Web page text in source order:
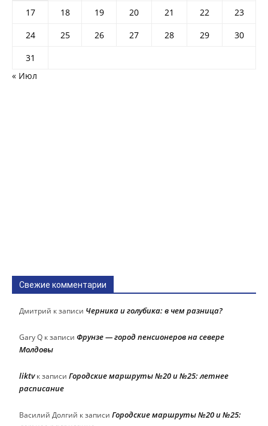
17 18 19 20 21 22
23
24
25 26 27 28 29
30
31
« Июл
Свежие комментарии
Дмитрий к записи Черника и голубика: в чем разница?
Gary Q к записи Фрунзе — город пенсионеров на севере
Молдовы
liktvк записи Городские маршруты №20 и №25: летнее
расписание
Василий Долгий к записи Городские маршруты №20 и №25: